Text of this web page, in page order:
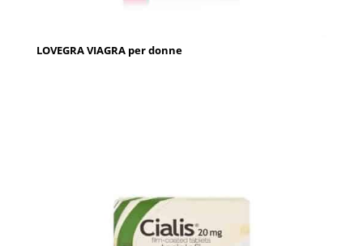
LOVEGRA VIAGRA per donne